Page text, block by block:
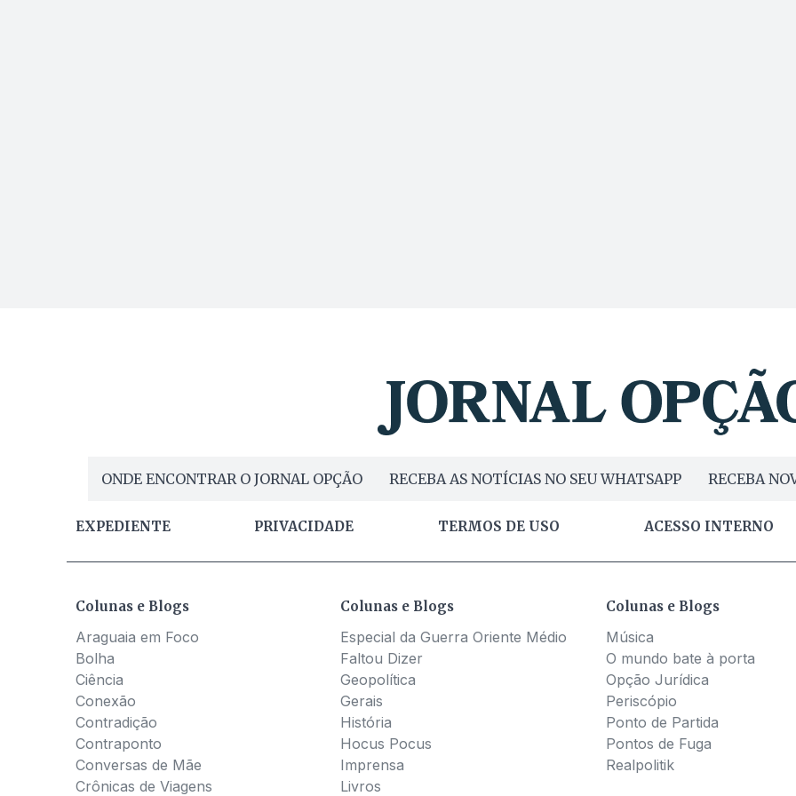
ONDE ENCONTRAR O JORNAL OPÇÃO RECEBA AS NOTÍCIAS NO SEU WHATSAPP RECEBA
EXPEDIENTE PRIVACIDADE TERMOS DE USO ACESSO INTERNO
Colunas e Blogs
Araguaia em Foco
Bolha
Ciência
Conexão
Contradição
Contraponto
Conversas de Mãe
Crônicas de Viagens
Colunas e Blogs
Especial da Guerra Oriente Médio
Faltou Dizer
Geopolítica
Gerais
História
Hocus Pocus
Imprensa
Livros
Colunas e Blogs
Música
O mundo bate à porta
Opção Jurídica
Periscópio
Ponto de Partida
Pontos de Fuga
Realpolitik